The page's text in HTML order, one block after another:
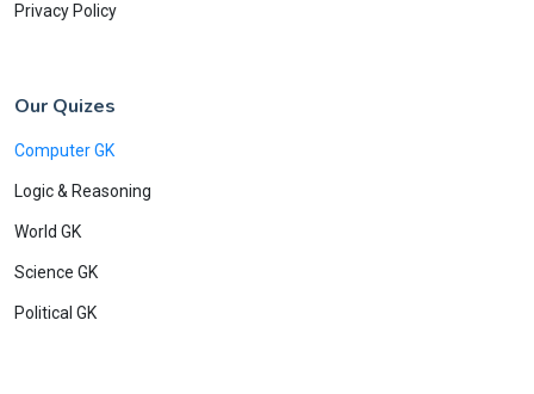
Privacy Policy
Our Quizes
Computer GK
Logic & Reasoning
World GK
Science GK
Political GK